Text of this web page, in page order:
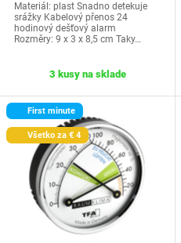
Materiál: plast Snadno detekuje
srážky Kabelový přenos 24
hodinový dešťový alarm
Rozměry: 9 x 3 x 8,5 cm Taky…
3 kusy na sklade
First minute
Všetko za € 4